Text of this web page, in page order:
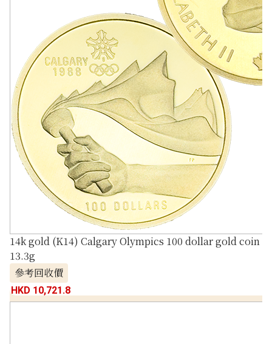
14k gold (K14) Calgary Olympics 100 dollar gold coin
13.3g
參考回收價
HKD 10,721.8